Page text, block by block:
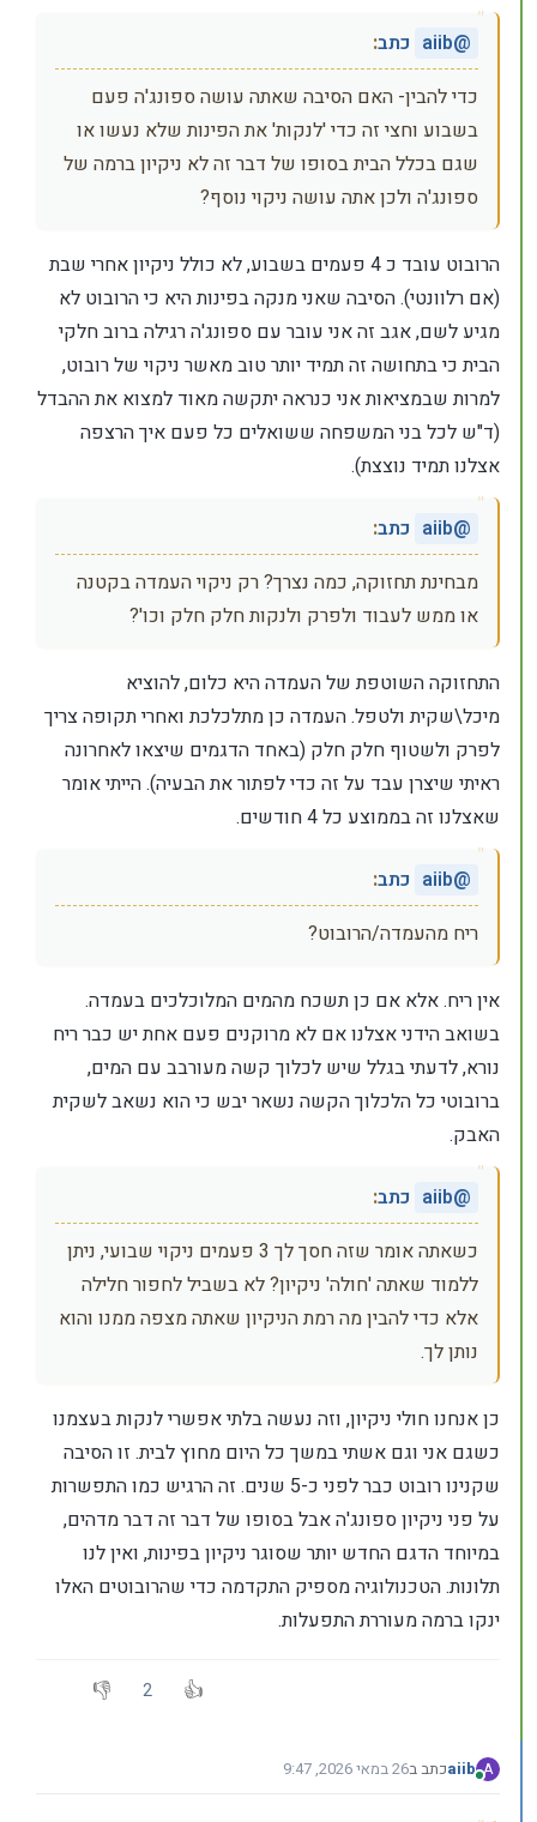
@
aiib כתב:
כדי להבין- האם הסיבה שאתה עושה ספונג'ה פעם
בשבוע וחצי זה כדי 'לנקות' את הפינות שלא נעשו או
שגם בכלל הבית בסופו של דבר זה לא ניקיון ברמה של
ספונג'ה ולכן אתה עושה ניקוי נוסף?
הרובוט עובד כ 4 פעמים בשבוע, לא כולל ניקיון אחרי שבת
(אם רלוונטי). הסיבה שאני מנקה בפינות היא כי הרובוט לא
מגיע לשם, אגב זה אני עובר עם ספונג'ה רגילה ברוב חלקי
הבית כי בתחושה זה תמיד יותר טוב מאשר ניקוי של רובוט,
למרות שבמציאות אני כנראה יתקשה מאוד למצוא את ההבדל
(ד"ש לכל בני המשפחה ששואלים כל פעם איך הרצפה
אצלנו תמיד נוצצת).
@
aiib כתב:
מבחינת תחזוקה, כמה נצרך? רק ניקוי העמדה בקטנה
או ממש לעבוד ולפרק ולנקות חלק חלק וכו'?
התחזוקה השוטפת של העמדה היא כלום, להוציא
מיכל\שקית ולטפל. העמדה כן מתלכלכת ואחרי תקופה צריך
לפרק ולשטוף חלק חלק (באחד הדגמים שיצאו לאחרונה
ראיתי שיצרן עבד על זה כדי לפתור את הבעיה). הייתי אומר
שאצלנו זה בממוצע כל 4 חודשים.
@
aiib כתב:
ריח מהעמדה/הרובוט?
אין ריח. אלא אם כן תשכח מהמים המלוכלכים בעמדה.
בשואב הידני אצלנו אם לא מרוקנים פעם אחת יש כבר ריח
נורא, לדעתי בגלל שיש לכלוך קשה מעורבב עם המים,
ברובוטי כל הלכלוך הקשה נשאר יבש כי הוא נשאב לשקית
האבק.
@
aiib כתב:
כשאתה אומר שזה חסך לך 3 פעמים ניקוי שבועי, ניתן
ללמוד שאתה 'חולה' ניקיון? לא בשביל לחפור חלילה
אלא כדי להבין מה רמת הניקיון שאתה מצפה ממנו והוא
נותן לך.
כן אנחנו חולי ניקיון, וזה נעשה בלתי אפשרי לנקות בעצמנו
כשגם אני וגם אשתי במשך כל היום מחוץ לבית. זו הסיבה
שקנינו רובוט כבר לפני כ-5 שנים. זה הרגיש כמו התפשרות
על פני ניקיון ספונג'ה אבל בסופו של דבר זה דבר מדהים,
במיוחד הדגם החדש יותר שסוגר ניקיון בפינות, ואין לנו
תלונות. הטכנולוגיה מספיק התקדמה כדי שהרובוטים האלו
ינקו ברמה מעוררת התפעלות.
2
A
מחובר
aiibכתב ב26 במאי 2026, 9:47
נערך לאחרונה על ידי